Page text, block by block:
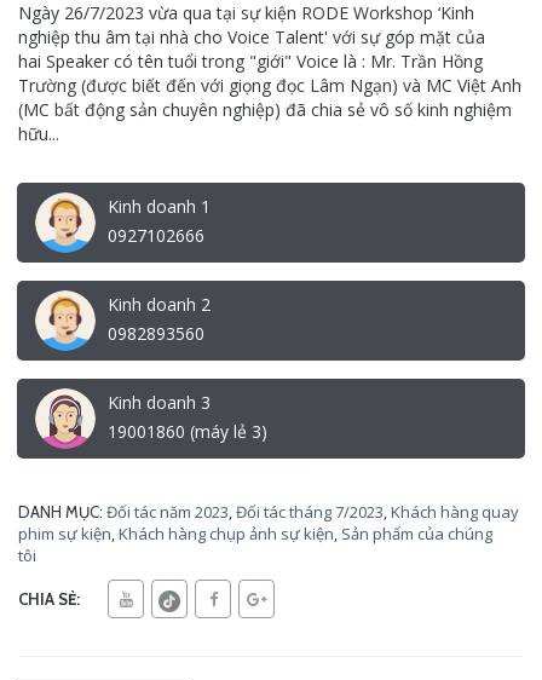
Ngày 26/7/2023 vừa qua tại sự kiện RODE Workshop ‘Kinh
nghiệp thu âm tại nhà cho Voice Talent' với sự góp mặt của
hai Speaker có tên tuổi trong "giới" Voice là : Mr. Trần Hồng
Trường (được biết đến với giọng đọc Lâm Ngạn) và MC Việt Anh
(MC bất động sản chuyên nghiệp) đã chia sẻ vô số kinh nghiệm
hữu...
Kinh doanh 1
0927102666
Kinh doanh 2
0982893560
Kinh doanh 3
19001860 (máy lẻ 3)
DANH MỤC: Đối tác năm 2023,Đối tác tháng 7/2023,Khách hàng quay
phim sự kiện,Khách hàng chụp ảnh sự kiện, Sản phẩm của chúng
tôi
CHIA SẺ: